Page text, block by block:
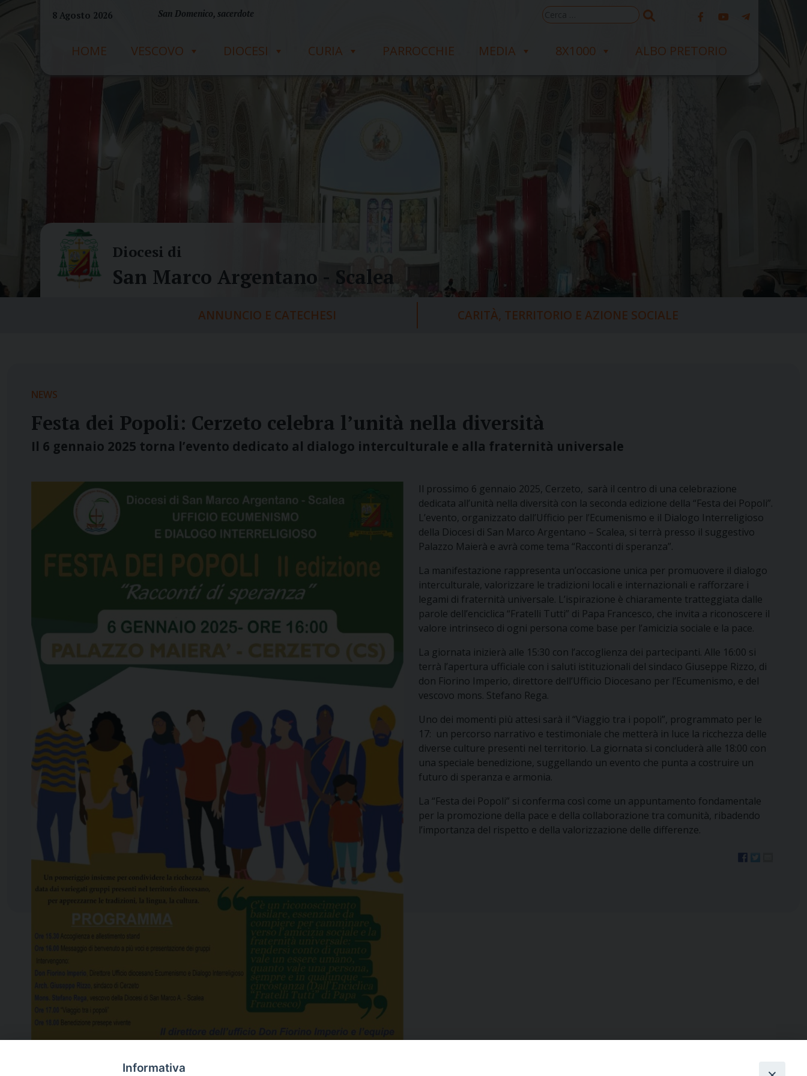
8 Agosto 2026 San Domenico, sacerdote
Ricerca
per:
HOME VESCOVO DIOCESI CURIA PARROCCHIE MEDIA 8X1000 ALBO PRETORIO
Diocesi di
San Marco Argentano - Scalea
ANNUNCIO E CATECHESI CARITÀ, TERRITORIO E AZIONE SOCIALE
NEWS
Festa dei Popoli: Cerzeto celebra l’unità nella diversità
Il 6 gennaio 2025 torna l’evento dedicato al dialogo interculturale e alla fraternità universale
Il prossimo 6 gennaio 2025, Cerzeto, sarà il centro di una celebrazione
dedicata all’unità nella diversità con la seconda edizione della “Festa dei Popoli”.
L’evento, organizzato dall’Ufficio per l’Ecumenismo e il Dialogo Interreligioso
della Diocesi di San Marco Argentano – Scalea, si terrà presso il suggestivo
Palazzo Maierà e avrà come tema “Racconti di speranza”.
La manifestazione rappresenta un’occasione unica per promuovere il dialogo
interculturale, valorizzare le tradizioni locali e internazionali e rafforzare i
legami di fraternità universale. L’ispirazione è chiaramente tratteggiata dalle
parole dell’enciclica “Fratelli Tutti” di Papa Francesco, che invita a riconoscere il
valore intrinseco di ogni persona come base per l’amicizia sociale e la pace.
La giornata inizierà alle 15:30 con l’accoglienza dei partecipanti. Alle 16:00 si
terrà l’apertura ufficiale con i saluti istituzionali del sindaco Giuseppe Rizzo, di
don Fiorino Imperio, direttore dell’Ufficio Diocesano per l’Ecumenismo, e del
vescovo mons. Stefano Rega.
Uno dei momenti più attesi sarà il “Viaggio tra i popoli”, programmato per le
17: un percorso narrativo e testimoniale che metterà in luce la ricchezza delle
diverse culture presenti nel territorio. La giornata si concluderà alle 18:00 con
una speciale benedizione, suggellando un evento che punta a costruire un
futuro di speranza e armonia.
La “Festa dei Popoli” si conferma così come un appuntamento fondamentale
per la promozione della pace e della collaborazione tra comunità, ribadendo
l’importanza del rispetto e della valorizzazione delle differenze.
Informativa